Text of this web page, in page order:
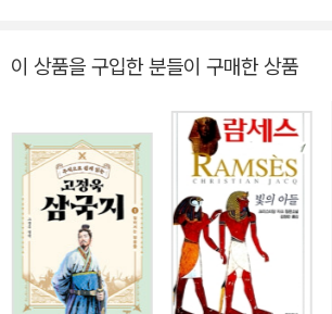
프레드는 전자 기타를 치며 머리가 초록빛이다.
늘 우아한 정장 차림의 청소년이다. 남들과 다
는 부적응자 클럽 아이들은 그렇게 세상으로부
그러던 어느 날 에르완이 놈들로부터 두들겨 맞
감이라는 이유로 말이다. 친구가 당한 이유 없
구도 엄청난 충격을 받는다. 불행은 기러기 떼
네 아빠가 해고되고 아이들이 믿고 따르는 보나
에서 잘릴 위기에 처한다. 왜 세상은 우릴 그냥
이 상품을 구입한 분들이 구매한 상품